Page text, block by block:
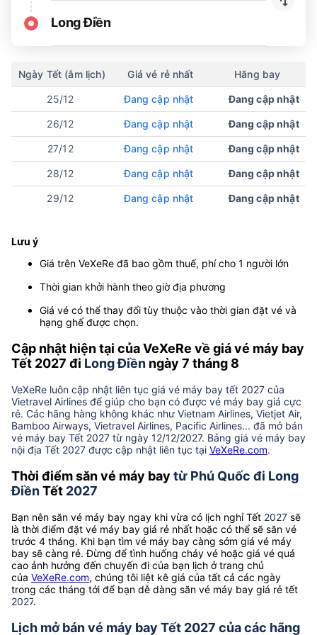
Long Điền
Ngày Tết (âm lịch) Giá vé rẻ nhất Hãng bay
25/12 Đang cập nhật Đang cập nhật
26/12 Đang cập nhật Đang cập nhật
27/12 Đang cập nhật Đang cập nhật
28/12 Đang cập nhật Đang cập nhật
29/12 Đang cập nhật Đang cập nhật
Lưu ý
Giá trên VeXeRe đã bao gồm thuế, phí cho 1 người lớn
Thời gian khởi hành theo giờ địa phương
Giá vé có thể thay đổi tùy thuộc vào thời gian đặt vé và
hạng ghế được chọn.
Cập nhật hiện tại của VeXeRe về giá vé máy bay
Tết 2027 đi Long Điền ngày 7 tháng 8
VeXeRe luôn cập nhật liên tục giá vé máy bay tết 2027 của
Vietravel Airlines để giúp cho bạn có được vé máy bay giá cực
rẻ. Các hãng hàng không khác như Vietnam Airlines, Vietjet Air,
Bamboo Airways, Vietravel Airlines, Pacific Airlines... đã mở bán
vé máy bay Tết 2027 từ ngày 12/12/2027. Bảng giá vé máy bay
nội địa Tết 2027 được cập nhật liên tục tại VeXeRe.com.
Thời điểm săn vé máy bay từ Phú Quốc đi Long
ĐiềnTết 2027
Bạn nên săn vé máy bay ngay khi vừa có lịch nghỉ Tết 2027 sẽ
là thời điểm đặt vé máy bay giá rẻ nhất hoặc có thể sẽ săn vé
trước 4 tháng. Khi bạn tìm vé máy bay càng sớm giá vé máy
bay sẽ càng rẻ. Đừng để tình huống cháy vé hoặc giá vé quá
cao ảnh hưởng đến chuyến đi của bạn lịch ở trang chủ
của VeXeRe.com, chúng tôi liệt kê giá của tất cả các ngày
trong các tháng tới để bạn dễ dàng săn vé máy bay giá rẻ tết
2027.
Lịch mở bán vé máy bay Tết 2027 của các hãng